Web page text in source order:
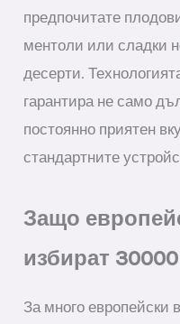
предпочитате
ментоли или сладки
десерти.
гарантира не само
постоянно приятен
стандартните
Защо
избират
За много европейски